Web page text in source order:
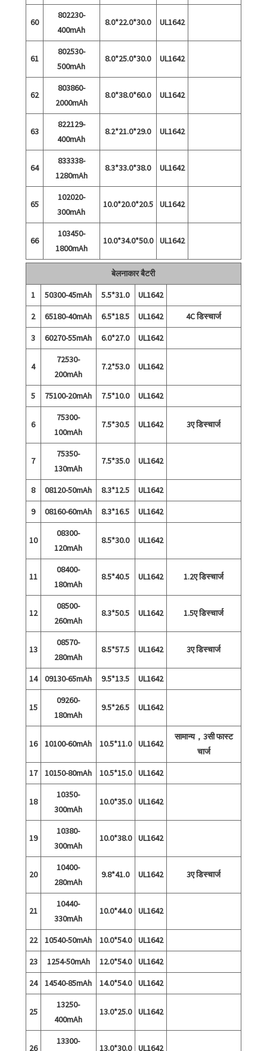
60
802230-
400mAh
8.0*22.0*30.0 UL1642
61
802530-
500mAh
8.0*25.0*30.0 UL1642
62
803860-
2000mAh
8.0*38.0*60.0 UL1642
63
822129-
400mAh
8.2*21.0*29.0 UL1642
64
833338-
1280mAh
8.3*33.0*38.0 UL1642
65
102020-
300mAh
10.0*20.0*20.5 UL1642
66
103450-
1800mAh
10.0*34.0*50.0 UL1642
बेलनाकार बैटरी
1
50300-45mAh 5.5*31.0
UL1642
2
65180-40mAh 6.5*18.5 UL1642
4C डिस्चार्ज
3
60270-55mAh 6.0*27.0 UL1642
4
72530-
200mAh
7.2*53.0 UL1642
5 75100-20mAh 7.5*10.0 UL1642
6
75300-
100mAh
7.5*30.5 UL1642 3ए डिस्चार्ज
7
75350-
130mAh
7.5*35.0 UL1642
8 08120-50mAh 8.3*12.5
UL1642
9
08160-60mAh 8.3*16.5 UL1642
10
08300-
120mAh
8.5*30.0 UL1642
11
08400-
180mAh
8.5*40.5 UL1642 1.2ए डिस्चार्ज
12
08500-
260mAh
8.3*50.5 UL1642 1.5ए डिस्चार्ज
13
08570-
280mAh
8.5*57.5 UL1642 3ए डिस्चार्ज
14 09130-65mAh 9.5*13.5 UL1642
15
09260-
180mAh
9.5*26.5 UL1642
16 10100-60mAh 10.5*11.0 UL1642
सामान्य，3सी फास्ट
चार्ज
17
10150-80mAh 10.5*15.0 UL1642
18
10350-
300mAh
10.0*35.0 UL1642
19
10380-
300mAh
10.0*38.0 UL1642
20
10400-
280mAh
9.8*41.0 UL1642 3ए डिस्चार्ज
21
10440-
330mAh
10.0*44.0 UL1642
22 10540-50mAh 10.0*54.0
UL1642
23
1254-50mAh 12.0*54.0
UL1642
24
14540-85mAh 14.0*54.0 UL1642
25
13250-
400mAh
13.0*25.0 UL1642
26
13300-
13.0*30.0 UL1642